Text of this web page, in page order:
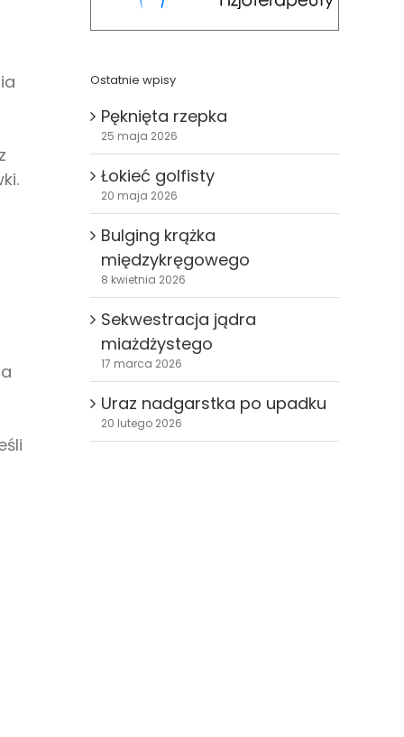
Ostatnie wpisy
Pęknięta rzepka
25 maja 2026
Łokieć golfisty
20 maja 2026
Bulging krążka
międzykręgowego
8 kwietnia 2026
Sekwestracja jądra
miażdżystego
17 marca 2026
Uraz nadgarstka po upadku
20 lutego 2026